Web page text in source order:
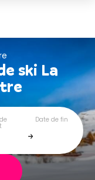
ski La
Date de fin